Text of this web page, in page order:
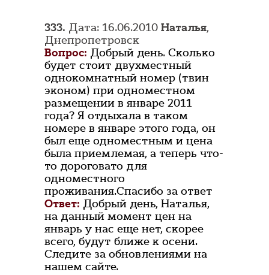
333. Дата: 16.06.2010 Наталья,
Днепропетровск
Вопрос: Добрый день. Сколько
будет стоит двухместный
однокомнатный номер (твин
эконом) при одноместном
размещении в январе 2011
года? Я отдыхала в таком
номере в январе этого года, он
был еще одноместным и цена
была приемлемая, а теперь что-
то дороговато для
одноместного
проживания.Спасибо за ответ
Ответ: Добрый день, Наталья,
на данный момент цен на
январь у нас еще нет, скорее
всего, будут ближе к осени.
Следите за обновлениями на
нашем сайте.